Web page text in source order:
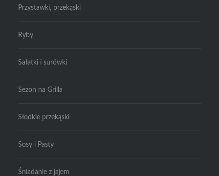
Przystawki, przekąski
Ryby
Sałatki i surówki
Sezon na Grilla
Słodkie przekąski
Sosy i Pasty
Śniadanie z jajem